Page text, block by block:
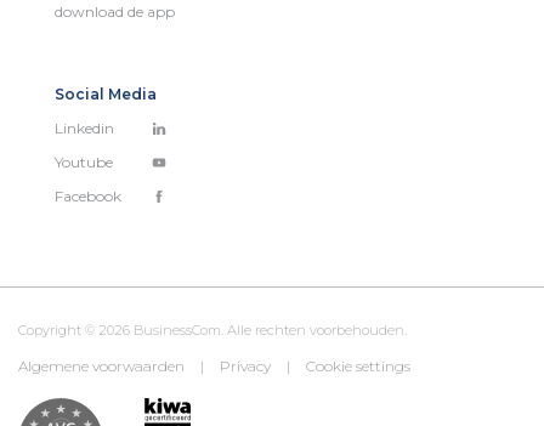
download de app
Social Media
Linkedin
Youtube
Facebook
Copyright © 2026 BusinessCom. Alle rechten voorbehouden.
Algemene voorwaarden | Privacy | Cookie settings